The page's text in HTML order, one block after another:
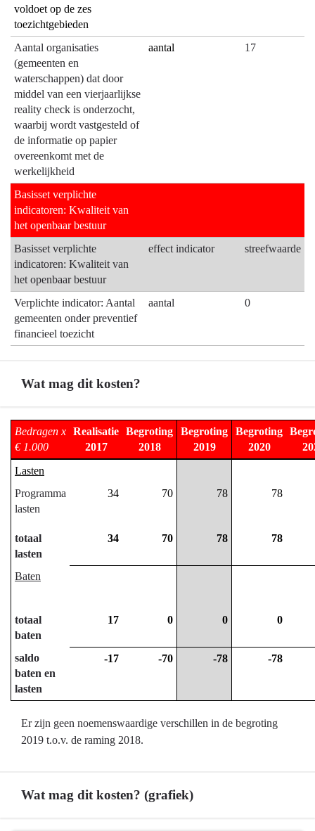
voldoet op de zes
toezichtgebieden
Aantal organisaties
(gemeenten en
waterschappen) dat door
middel van een vierjaarlijkse
reality check is onderzocht,
waarbij wordt vastgesteld of
de informatie op papier
overeenkomt met de
werkelijkheid
aantal 17
Basisset verplichte
indicatoren: Kwaliteit van
het openbaar bestuur
Basisset verplichte
indicatoren: Kwaliteit van
het openbaar bestuur
effect indicator streefwaarde
Verplichte indicator: Aantal
gemeenten onder preventief
financieel toezicht
aantal 0
Wat mag dit kosten?
Terug
naar
navigatie
01.03
Interbestuurlijk
mag
Bedragen x
€ 1.000
Realisatie
2017
Begroting
2018
Begroting
2019
Begroting
2020
Lasten
Programma
lasten
34 70 78 78
totaal
lasten
34 70 78 78
Baten
totaal
baten
17 0 0 0
saldo
baten en
lasten
-17 -70 -78 -78
Er zijn geen noemenswaardige verschillen in de begroting
2019 t.o.v. de raming 2018.
Wat mag dit kosten? (grafiek)